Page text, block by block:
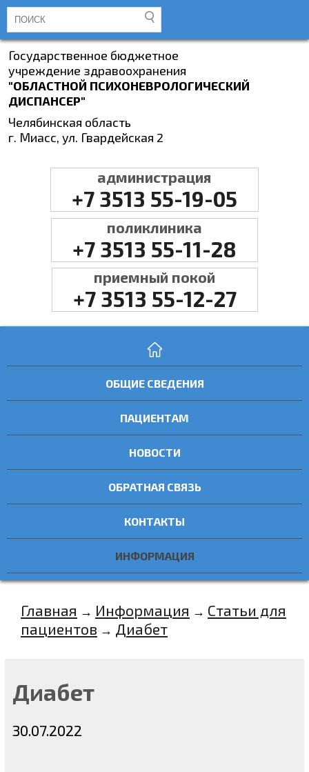
Государственное бюджетное
учреждение здравоохранения
"ОБЛАСТНОЙ ПСИХОНЕВРОЛОГИЧЕСКИЙ
ДИСПАНСЕР"
Челябинская область
г. Миасс, ул. Гвардейская 2
администрация
+7 3513 55-19-05
поликлиника
+7 3513 55-11-28
приемный покой
+7 3513 55-12-27
ОБЩИЕ СВЕДЕНИЯ
ПАЦИЕНТАМ
НОВОСТИ
ОБРАТНАЯ СВЯЗЬ
КОНТАКТЫ
ИНФОРМАЦИЯ
Главная → Информация → Статьи для
пациентов → Диабет
Диабет
30.07.2022